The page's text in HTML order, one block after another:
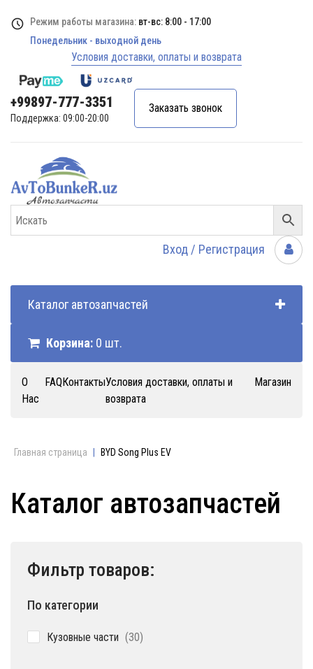
Режим работы магазина: вт-вс: 8:00 - 17:00
Понедельник - выходной день
Условия доставки, оплаты и возврата
+99897-777-3351
Поддержка: 09:00-20:00
Заказать звонок
Вход / Регистрация
Каталог автозапчастей
Корзина: 0 шт.
О
Нас
FAQКонтактыУсловия доставки, оплаты и
возврата
Магазин
Главная страница BYD Song Plus EV
Каталог автозапчастей
Фильтр товаров:
По категории
Кузовные части 3030